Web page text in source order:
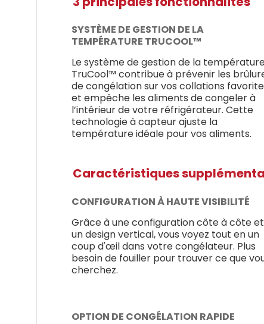
SYSTÈME DE GESTION DE LA
TEMPÉRATURE TRUCOOL™
Le système de gestion de la
TruCool™ contribue à prévenir les
de congélation sur vos collations
et empêche les aliments de congeler à
l’intérieur de votre réfrigérateur. Cette
technologie à capteur ajuste la
température idéale pour vos aliments.
Caractéristiques
CONFIGURATION À HAUTE VISIBILITÉ
Grâce à une configuration côte à côte
un design vertical, vous voyez tout en un
coup d'œil dans votre congélateur. Plus
besoin de fouiller pour trouver ce que
cherchez.
OPTION DE CONGÉLATION RAPIDE